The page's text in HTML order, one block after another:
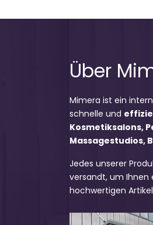
Über
Mimera ist ein
schnelle und
Kosmetiksalons,
Massagestudios,
Jedes unserer
versandt, um Ihnen
hochwertigen